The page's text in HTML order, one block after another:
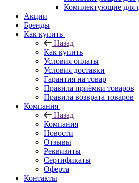
Комплектующие для
Акции
Бренды
Как купить
Назад
Как купить
Условия оплаты
Условия доставки
Гарантия на товар
Правила приёмки товаров
Правила возврата товаров
Компания
Назад
Компания
Новости
Отзывы
Реквизиты
Сертификаты
Оферта
Контакты